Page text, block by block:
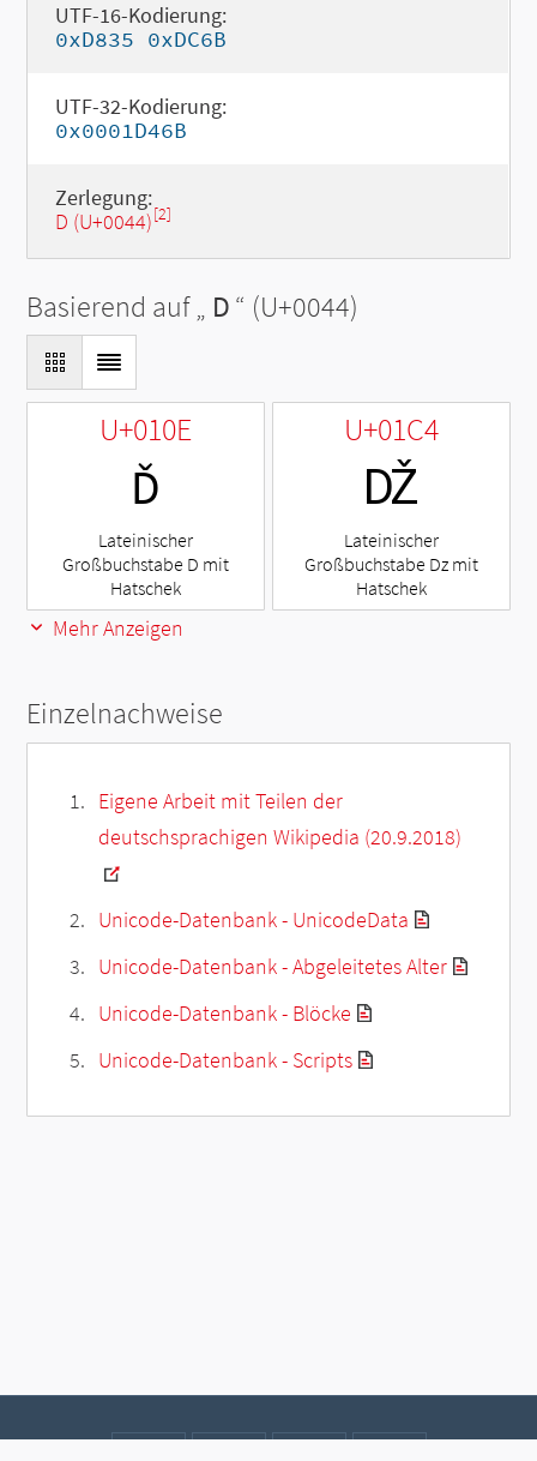
UTF-16-Kodierung:
0xD835 0xDC6B
UTF-32-Kodierung:
0x0001D46B
Zerlegung:
D (U+0044)[2]
Basierend auf „ D“ (U+0044)
U+010E
Ď
Lateinischer
Großbuchstabe D mit
Hatschek
U+01C4
Ǆ
Lateinischer
Großbuchstabe Dz mit
Hatschek
Mehr Anzeigen
Einzelnachweise
Eigene Arbeit mit Teilen der
deutschsprachigen Wikipedia (20.9.2018)
Unicode-Datenbank - UnicodeData
Unicode-Datenbank - Abgeleitetes Alter
Unicode-Datenbank - Blöcke
Unicode-Datenbank - Scripts